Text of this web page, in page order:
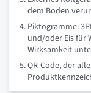
dem Boden
Piktogramme:
und/oder Eis für
Wirksamkeit
QR-Code, der